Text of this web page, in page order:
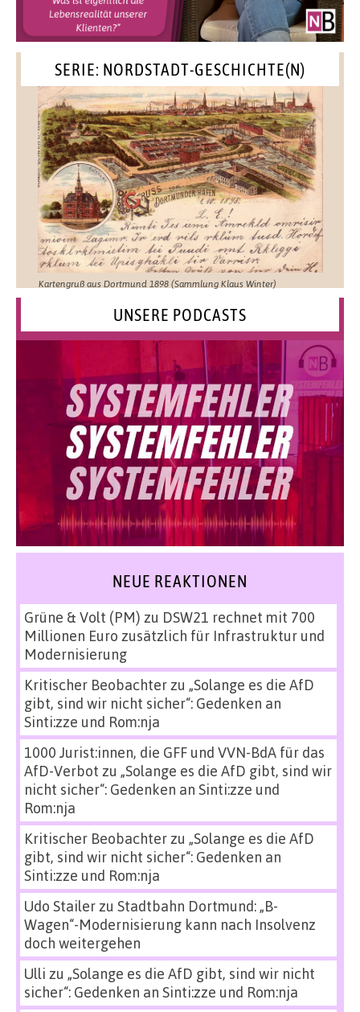
SERIE: NORDSTADT-GESCHICHTE(N)
Kartengruß aus Dortmund 1898 (Sammlung Klaus Winter)
UNSERE PODCASTS
NEUE REAKTIONEN
Grüne & Volt (PM) zu DSW21 rechnet mit 700
Millionen Euro zusätzlich für Infrastruktur und
Modernisierung
Kritischer Beobachterzu „Solange es die AfD
gibt, sind wir nicht sicher“: Gedenken an
Sinti:zze und Rom:nja
1000 Jurist:innen, die GFF und VVN-BdA für das
AfD-Verbot zu „Solange es die AfD gibt, sind wir
nicht sicher“: Gedenken an Sinti:zze und
Rom:nja
Kritischer Beobachterzu „Solange es die AfD
gibt, sind wir nicht sicher“: Gedenken an
Sinti:zze und Rom:nja
Udo Stailerzu Stadtbahn Dortmund: „B-
Wagen“-Modernisierung kann nach Insolvenz
doch weitergehen
Ulli zu „Solange es die AfD gibt, sind wir nicht
sicher“: Gedenken an Sinti:zze und Rom:nja